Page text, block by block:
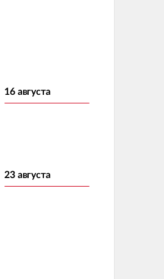
16 августа
23 августа